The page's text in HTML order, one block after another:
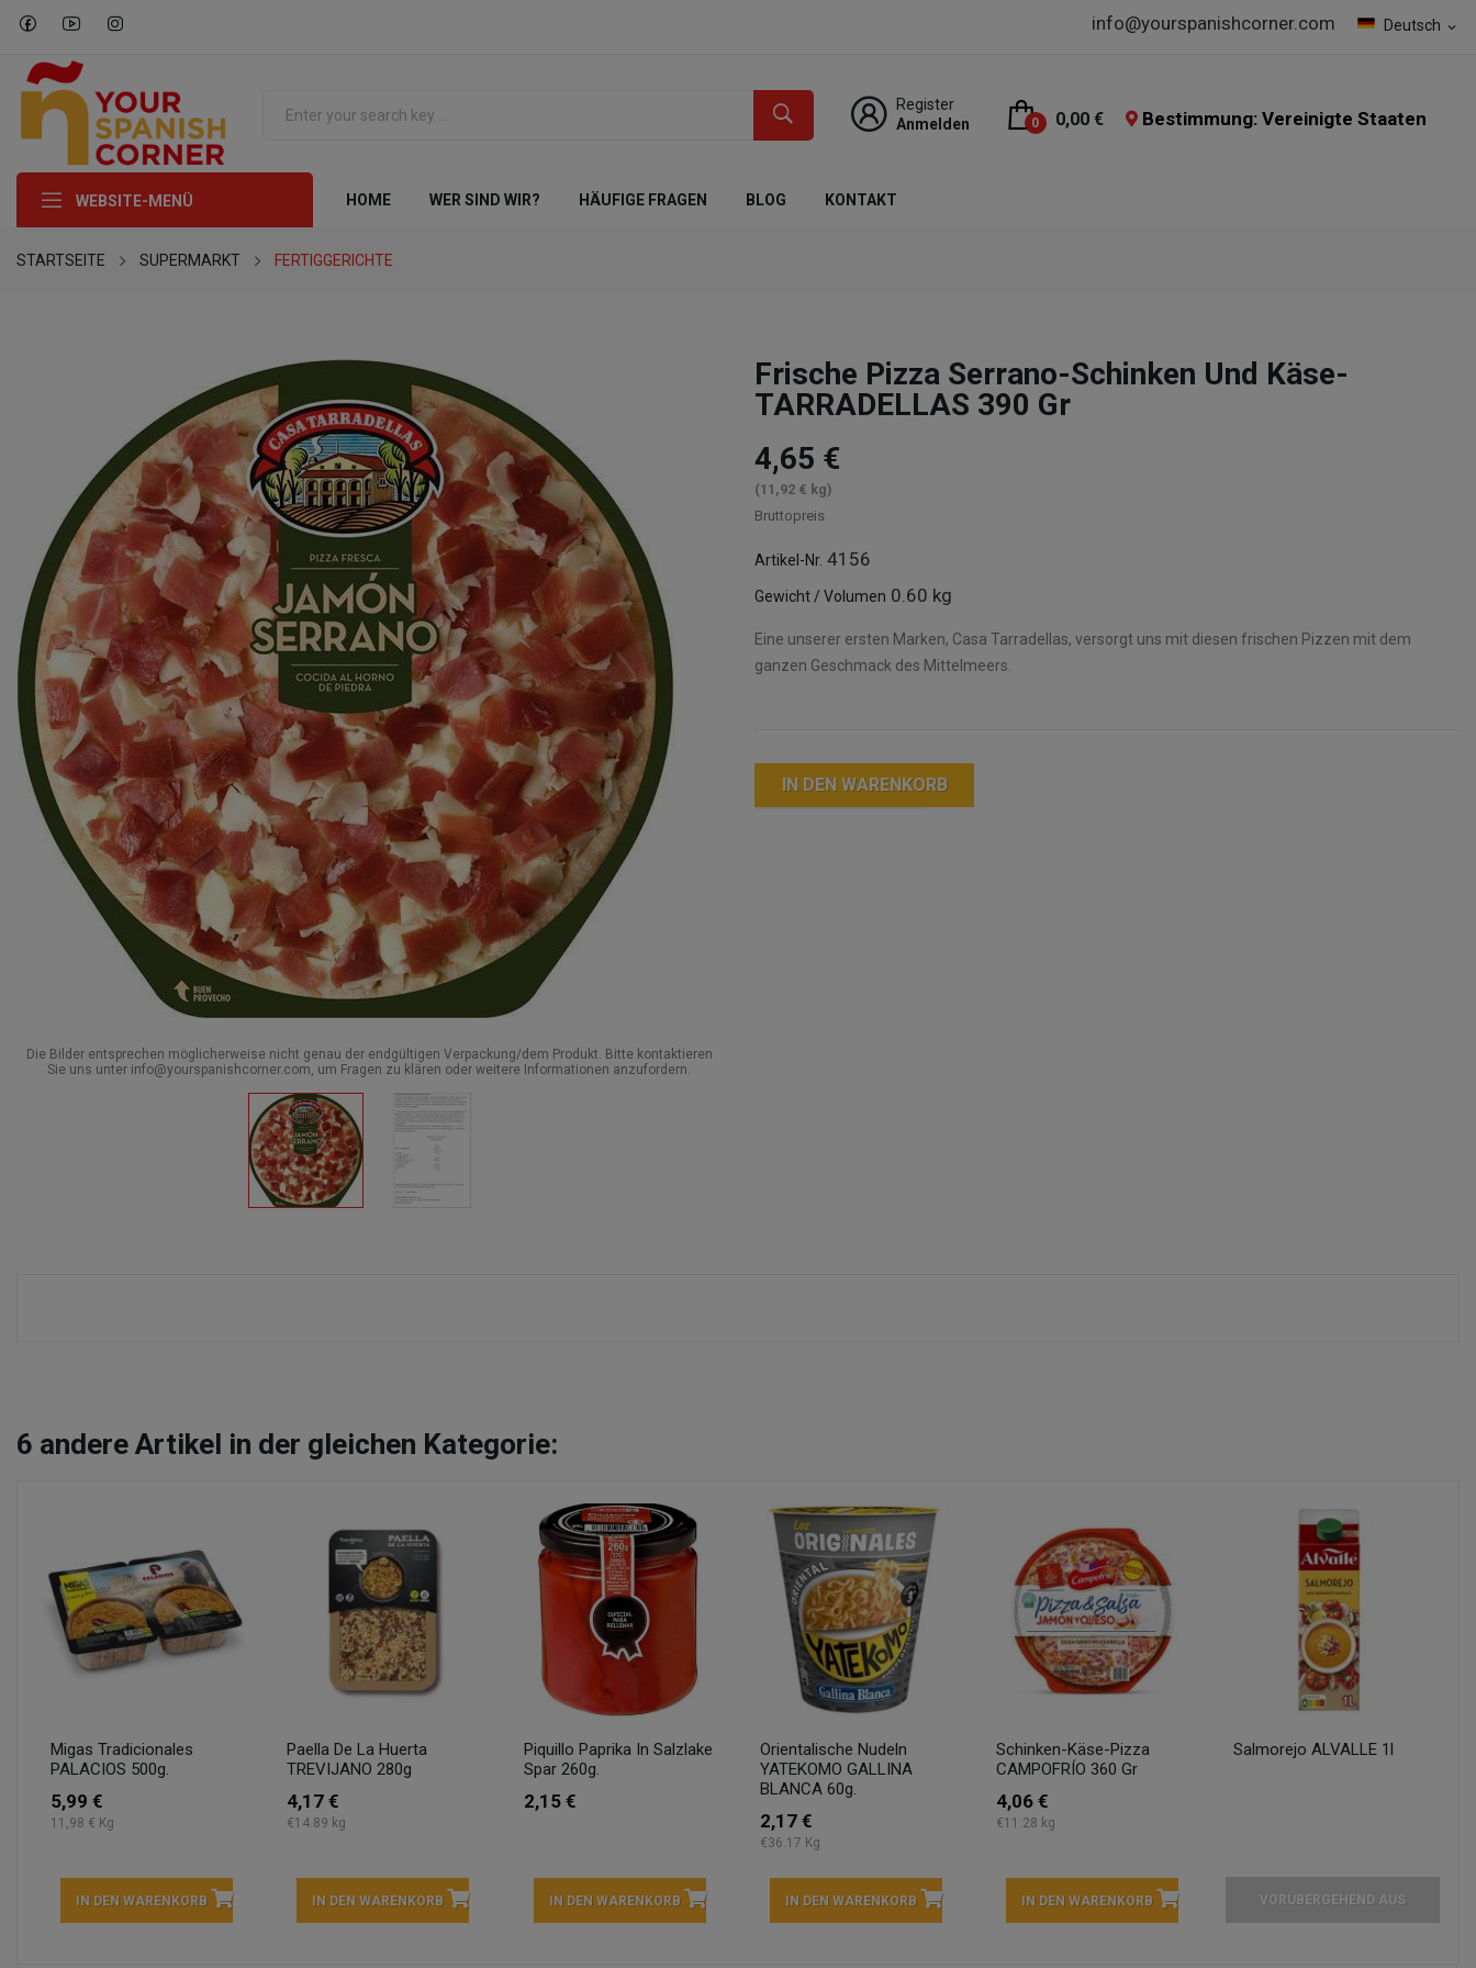
Deutsch expand_more
info@yourspanishcorner.com
Register
Anmelden
0 0,00 € Bestimmung: Vereinigte Staaten
WEBSITE-MENÜ HOME WER SIND WIR? HÄUFIGE FRAGEN BLOG KONTAKT
STARTSEITE SUPERMARKT FERTIGGERICHTE
Die Bilder entsprechen möglicherweise nicht genau der endgültigen Verpackung/dem Produkt. Bitte kontaktieren
Sie uns unter info@yourspanishcorner.com, um Fragen zu klären oder weitere Informationen anzufordern.
Frische Pizza Serrano-Schinken Und Käse-
TARRADELLAS 390 Gr
4,65 €
(11,92 € kg)
Bruttopreis
Artikel-Nr. 4156
Gewicht / Volumen 0.60 kg
Eine unserer ersten Marken, Casa Tarradellas, versorgt uns mit diesen frischen Pizzen mit dem
ganzen Geschmack des Mittelmeers.
IN DEN WARENKORB
6 andere Artikel in der gleichen Kategorie:
Migas Tradicionales
PALACIOS 500g.
5,99 €
11,98 € Kg
IN DEN WARENKORB
Paella De La Huerta
TREVIJANO 280g
4,17 €
€14.89 kg
IN DEN WARENKORB
Piquillo Paprika In Salzlake
Spar 260g.
2,15 €
IN DEN WARENKORB
Orientalische Nudeln
YATEKOMO GALLINA
BLANCA 60g.
2,17 €
€36.17 Kg
IN DEN WARENKORB
Schinken-Käse-Pizza
CAMPOFRÍO 360 Gr
4,06 €
€11.28 kg
IN DEN WARENKORB
Salmorejo ALVALLE 1l
VORÜBERGEHEND AUS